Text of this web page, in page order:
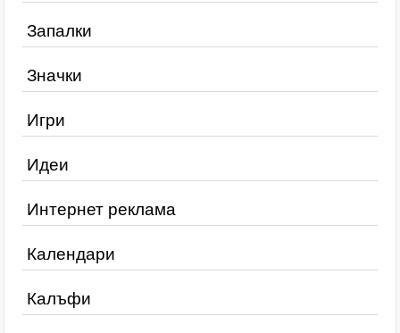
Запалки
Значки
Игри
Идеи
Интернет реклама
Календари
Калъфи